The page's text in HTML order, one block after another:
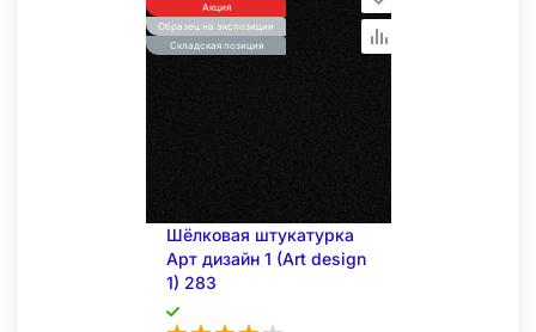
Акция
Образец на экспозиции
Складская позиция
Шёлковая штукатурка
Арт дизайн 1 (Art design
1) 283